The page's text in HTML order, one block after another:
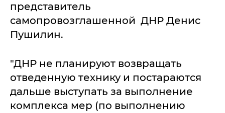
представитель
самопровозглашенной ДНР Денис
Пушилин.
"ДНР не планируют возвращать
отведенную технику и постараются
дальше выступать за выполнение
комплекса мер (по выполнению